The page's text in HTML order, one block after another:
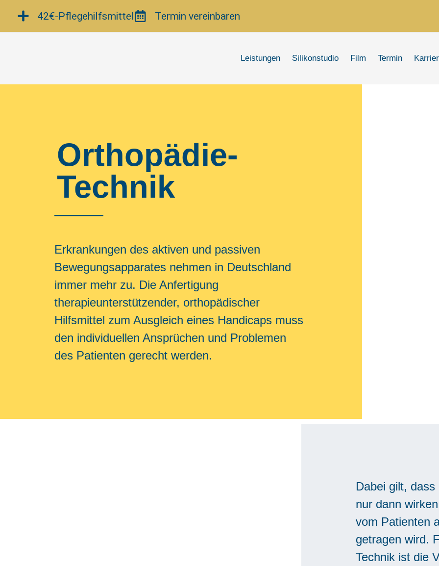
Inhalt
42€-Pflegehilfsmittel Termin vereinbaren
Leistungen Silikonstudio Film Termin
Orthopädie-
Technik
Erkrankungen des aktiven und passiven
Bewegungsapparates nehmen in Deutschland
immer mehr zu. Die Anfertigung
therapieunterstützender, orthopädischer
Hilfsmittel zum Ausgleich eines Handicaps muss
den individuellen Ansprüchen und Problemen
des Patienten gerecht werden.
Dabei gilt,
nur dann
vom Patienten
getragen wird.
Technik ist die